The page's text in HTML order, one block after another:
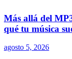
Más allá del
qué tu música
agosto 5, 2026